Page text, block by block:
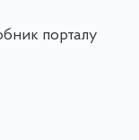
порталу